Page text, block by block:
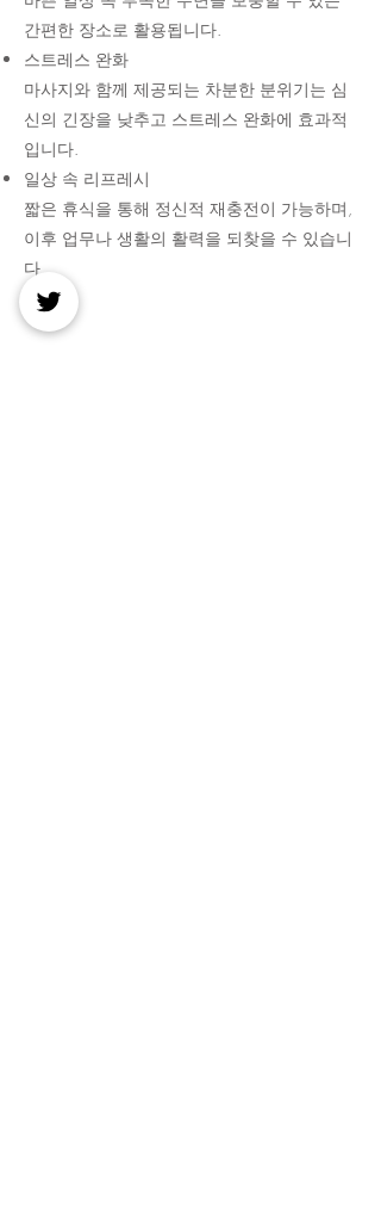
간편한 장소로 활용됩니다.
스트레스 완화
마사지와 함께 제공되는 차분한 분위기는 심
신의 긴장을 낮추고 스트레스 완화에 효과적
입니다.
일상 속 리프레시
짧은 휴식을 통해 정신적 재충전이 가능하며,
이후 업무나 생활의 활력을 되찾을 수 있습니
다.
결론